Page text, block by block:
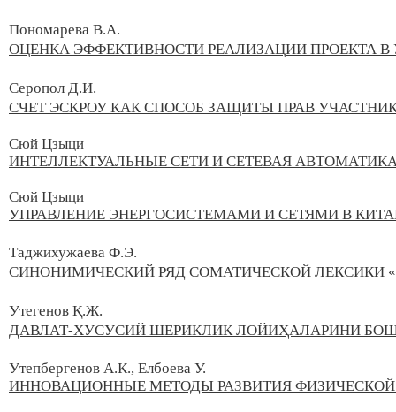
Пономарева В.А.
ОЦЕНКА ЭФФЕКТИВНОСТИ РЕАЛИЗАЦИИ ПРОЕКТА
Серопол Д.И.
СЧЕТ ЭСКРОУ КАК СПОСОБ ЗАЩИТЫ ПРАВ
Сюй Цзыци
ИНТЕЛЛЕКТУАЛЬНЫЕ СЕТИ И СЕТЕВАЯ
Сюй Цзыци
УПРАВЛЕНИЕ ЭНЕРГОСИСТЕМАМИ И СЕТЯМИ В
Таджихужаева Ф.Э.
СИНОНИМИЧЕСКИЙ РЯД СОМАТИЧЕСКОЙ ЛЕКСИКИ
Утегенов Қ.Ж.
ДАВЛАТ-ХУСУСИЙ ШЕРИКЛИК ЛОЙИҲАЛАРИНИ
Утепбергенов А.К., Елбоева У.
ИННОВАЦИОННЫЕ МЕТОДЫ РАЗВИТИЯ